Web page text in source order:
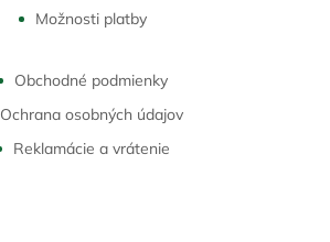
Možnosti platby
Obchodné podmienky
Ochrana osobných údajov
Reklamácie a vrátenie